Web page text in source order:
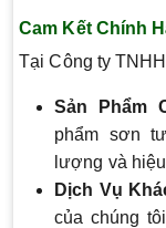
Cam Kết Chính
Tại Công ty
Sản Phẩm
phẩm sơn
lượng và
Dịch Vụ
của chúng